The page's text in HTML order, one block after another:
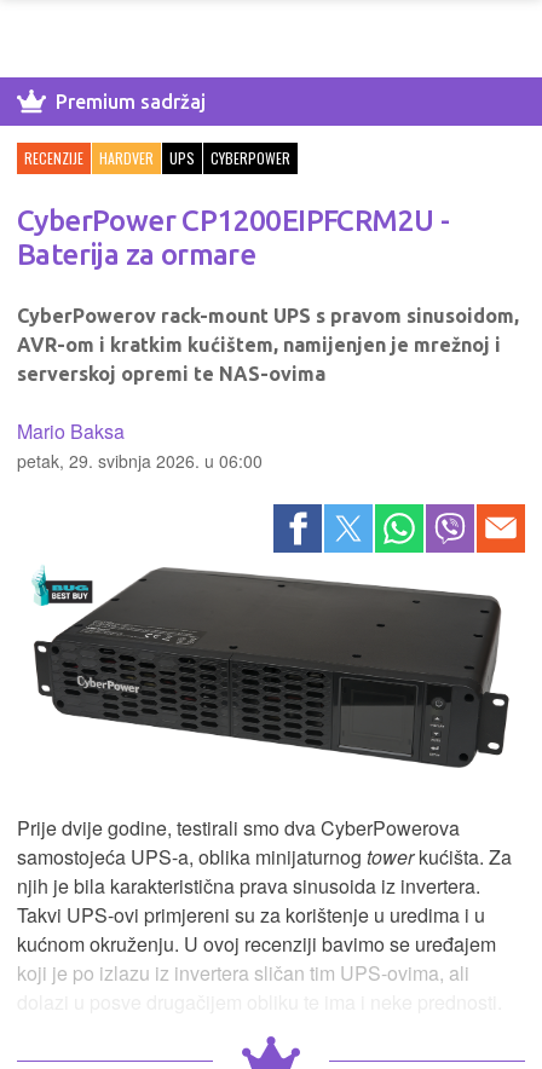
Premium sadržaj
RECENZIJE HARDVER UPS CYBERPOWER
CyberPower CP1200EIPFCRM2U -
Baterija za ormare
CyberPowerov rack-mount UPS s pravom sinusoidom,
AVR-om i kratkim kućištem, namijenjen je mrežnoj i
serverskoj opremi te NAS-ovima
Mario Baksa
petak, 29. svibnja 2026. u 06:00
Prije dvije godine, testirali smo dva CyberPowerova
samostojeća UPS-a, oblika minijaturnog towerkućišta. Za
njih je bila karakteristična prava sinusoida iz invertera.
Takvi UPS-ovi primjereni su za korištenje u uredima i u
kućnom okruženju. U ovoj recenziji bavimo se uređajem
koji je po izlazu iz invertera sličan tim UPS-ovima, ali